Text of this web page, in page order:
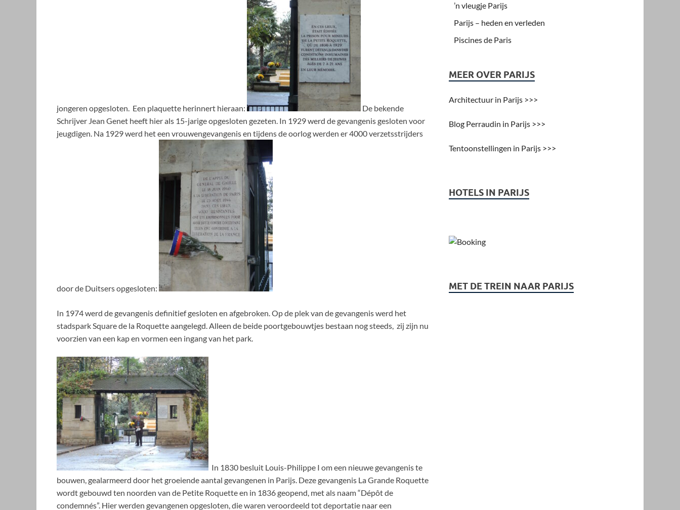
jongeren opgesloten. Een plaquette herinnert hieraan:
De bekende
Schrijver Jean Genet heeft hier als 15-jarige opgesloten gezeten. In 1929 werd de gevangenis gesloten voor
jeugdigen. Na 1929 werd het een vrouwengevangenis en tijdens de oorlog werden er 4000 verzetsstrijders
door de Duitsers opgesloten:
In 1974 werd de gevangenis definitief gesloten en afgebroken. Op de plek van de gevangenis werd het
stadspark Square de la Roquette aangelegd. Alleen de beide poortgebouwtjes bestaan nog steeds, zij zijn nu
voorzien van een kap en vormen een ingang van het park.
In 1830 besluit Louis-Philippe I om een nieuwe gevangenis te
bouwen, gealarmeerd door het groeiende aantal gevangenen in Parijs. Deze gevangenis La Grande Roquette
wordt gebouwd ten noorden van de Petite Roquette en in 1836 geopend, met als naam “Dépôt de
condemnés”. Hier werden gevangenen opgesloten, die waren veroordeeld tot deportatie naar een
’n vleugje Parijs
Parijs – heden en verleden
Piscines de Paris
MEER OVER PARIJS
Architectuur in Parijs >>>
Blog Perraudin in Parijs >>>
Tentoonstellingen in Parijs >>>
HOTELS IN PARIJS
MET DE TREIN NAAR PARIJS